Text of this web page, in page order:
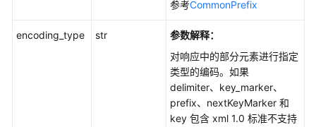
支
参考CommonPrefix
encoding_type str
参数解释：
对响应中的部分元素进行指定
类型的编码。如果
delimiter、key_marker、
prefix、nextKeyMarker 和
key 包含 xml 1.0 标准不支持